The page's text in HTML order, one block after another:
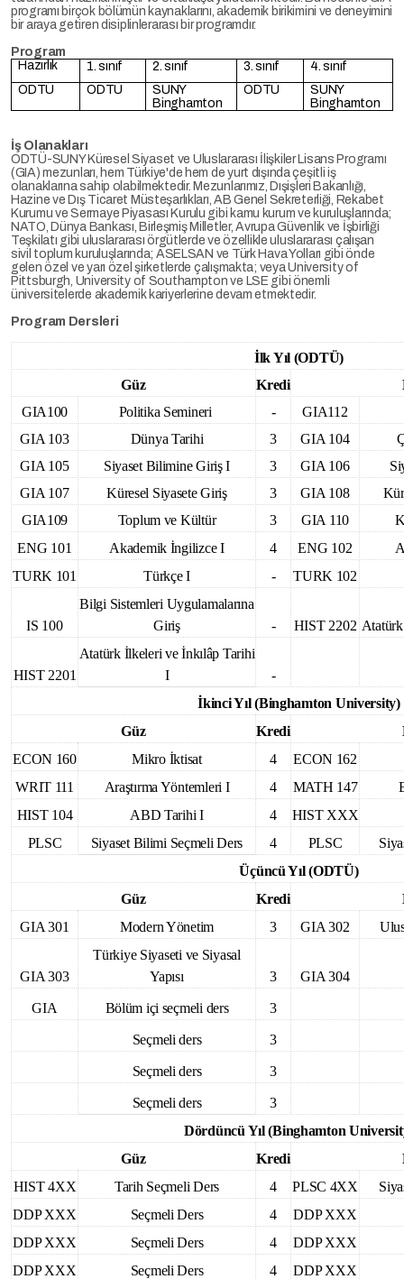
programı birçok bölümün kaynaklarını, akademik birikimini ve deneyimini
bir araya getiren disiplinlerarası bir programdır.
Program
Hazırlık
1. sınıf 2. sınıf 3. sınıf
4. sınıf
ODTÜ
ODTÜ
SUNY
Binghamton
ODTÜ
SUNY
Binghamton
İş Olanakları
ODTÜ-SUNY Küresel Siyaset ve Uluslararası İlişkiler Lisans Programı
(GIA) mezunları, hem Türkiye'de hem de yurt dışında çeşitli iş
olanaklarına sahip olabilmektedir. Mezunlarımız, Dışişleri Bakanlığı,
Hazine ve Dış Ticaret Müsteşarlıkları, AB Genel Sekreterliği, Rekabet
Kurumu ve Sermaye Piyasası Kurulu gibi kamu kurum ve kuruluşlarında;
NATO, Dünya Bankası, Birleşmiş Milletler, Avrupa Güvenlik ve İşbirliği
Teşkilatı gibi uluslararası örgütlerde ve özellikle uluslararası çalışan
sivil toplum kuruluşlarında; ASELSAN ve Türk Hava Yolları gibi önde
gelen özel ve yarı özel şirketlerde çalışmakta; veya University of
Pittsburgh, University of Southampton ve LSE gibi önemli
üniversitelerde akademik kariyerlerine devam etmektedir.
Program Dersleri
İlk Yıl (ODTÜ)
Güz
Kredi
GIA100
Politika Semineri -
GIA112
GIA 103
Dünya Tarihi 3 GIA 104
GIA 105
Siyaset Bilimine Giriş I 3 GIA 106
GIA 107
Küresel Siyasete Giriş 3 GIA 108
GIA109
Toplum ve Kültür 3 GIA 110
ENG 101
Akademik İngilizce I 4 ENG 102
TURK 101
Türkçe I - TURK 102
IS 100
Bilgi Sistemleri Uygulamalarına
Giriş
- HIST 2202
HIST 2201
Atatürk İlkeleri ve İnkılâp Tarihi
I
-
İkinci Yıl (Binghamton University)
Güz
Kredi
ECON 160
Mikro İktisat 4
ECON 162
WRIT 111
Araştırma Yöntemleri I 4 MATH 147
HIST 104
ABD Tarihi I 4
HIST XXX
PLSC
Siyaset Bilimi Seçmeli Ders 4 PLSC
Üçüncü Yıl (ODTÜ)
Güz
Kredi
GIA 301
Modern Yönetim 3 GIA 302
GIA 303
Türkiye Siyaseti ve Siyasal
Yapısı
3 GIA 304
GIA Bölüm içi seçmeli ders 3
Seçmeli ders 3
Seçmeli ders 3
Seçmeli ders
3
Dördüncü Yıl (Binghamton
Güz
Kredi
HIST 4XX
Tarih Seçmeli Ders 4 PLSC 4XX
DDP XXX
Seçmeli Ders 4
DDP XXX
DDP XXX
Seçmeli Ders 4
DDP XXX
DDP XXX
Seçmeli Ders 4 DDP XXX